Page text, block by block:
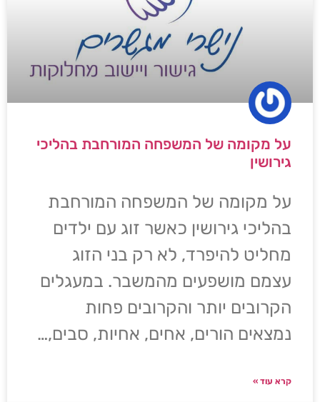
על מקומה של המשפחה המורחבת בהליכי
גירושין
על מקומה של המשפחה המורחבת
בהליכי גירושין כאשר זוג עם ילדים
מחליט להיפרד, לא רק בני הזוג
עצמם מושפעים מהמשבר. במעגלים
הקרובים יותר והקרובים פחות
נמצאים הורים, אחים, אחיות, סבים,…
קרא עוד »